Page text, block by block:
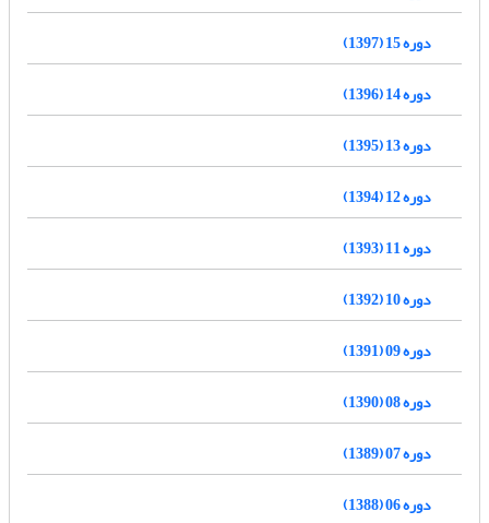
دوره 15 (1397)
دوره 14 (1396)
دوره 13 (1395)
دوره 12 (1394)
دوره 11 (1393)
دوره 10 (1392)
دوره 09 (1391)
دوره 08 (1390)
دوره 07 (1389)
دوره 06 (1388)